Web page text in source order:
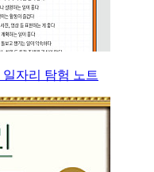
일자리 탐험 노트